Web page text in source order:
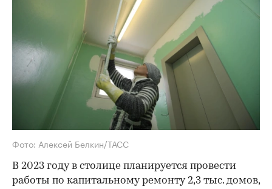
Фото: Алексей Белкин/ТАСС
В 2023 году в столице планируется провести
работы по капитальному ремонту 2,3 тыс. домов,